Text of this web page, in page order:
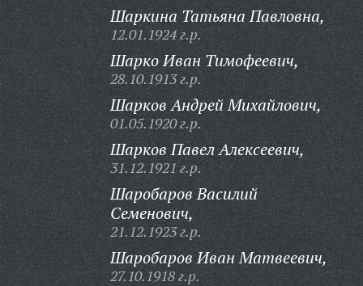
Шаркина Татьяна Павловна,
12.01.1924 г.р.
Шарко Иван Тимофеевич,
28.10.1913 г.р.
Шарков Андрей Михайлович,
01.05.1920 г.р.
Шарков Павел Алексеевич,
31.12.1921 г.р.
Шаробаров Василий
Семенович,
21.12.1923 г.р.
Шаробаров Иван Матвеевич,
27.10.1918 г.р.